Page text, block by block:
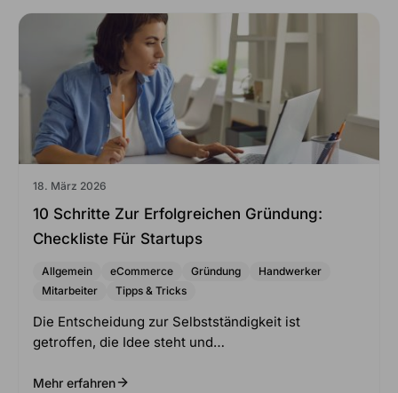
18. März 2026
10 Schritte Zur Erfolgreichen Gründung:
Checkliste Für Startups
Allgemein eCommerce Gründung
Handwerker
Mitarbeiter
Tipps & Tricks
Die Entscheidung zur Selbstständigkeit ist
getroffen, die Idee steht und…
Mehr erfahren